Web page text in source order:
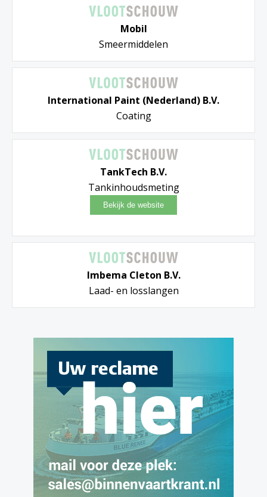
Mobil
Smeermiddelen
International Paint (Nederland) B.V.
Coating
TankTech B.V.
Tankinhoudsmeting
Imbema Cleton B.V.
Laad- en losslangen